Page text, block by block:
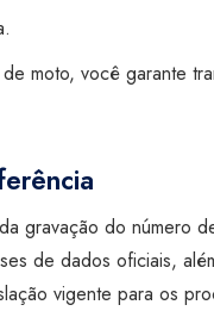
moto, você garante
gravação do número
de dados oficiais,
vigente para os